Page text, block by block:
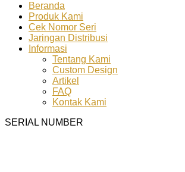
Beranda
Produk Kami
Cek Nomor Seri
Jaringan Distribusi
Informasi
Tentang Kami
Custom Design
Artikel
FAQ
Kontak Kami
SERIAL NUMBER